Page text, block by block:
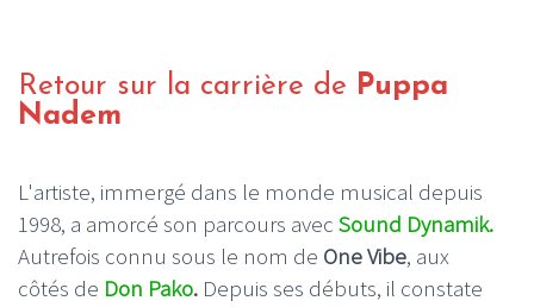
Retour sur la carrière de Puppa
Nadem
L'artiste, immergé dans le monde musical depuis
1998, a amorcé son parcours avec Sound Dynamik.
Autrefois connu sous le nom de One Vibe, aux
côtés de Don Pako. Depuis ses débuts, il constate